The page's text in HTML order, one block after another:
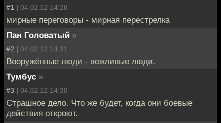
#1 | 04.02.12 14:28
мирные переговоры - мирная перестрелка
Пан Головатый »
#2 | 04.02.12 14:31
Вооружённые люди - вежливые люди.
Тумбус »
#3 | 04.02.12 14:38
Страшное дело. Что же будет, когда они боевые
действия откроют.